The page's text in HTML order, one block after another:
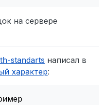
на сервере
standarts написал в
характер: